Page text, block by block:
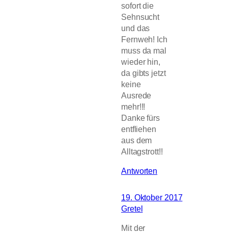
sofort die
Sehnsucht
und das
Fernweh! Ich
muss da mal
wieder hin,
da gibts jetzt
keine
Ausrede
mehr!!!
Danke fürs
entfliehen
aus dem
Alltagstrott!!
Antworten
19. Oktober 2017
Gretel
Mit der